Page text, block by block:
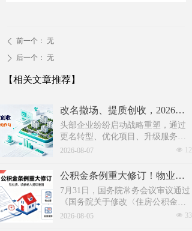
ꄴ 前一个： 无
ꄲ 后一个： 无
【相关文章推荐】
改名撤场、提质创收，2026上半年物企八大动作勾勒行业转型方向
头部企业纷纷启动战略重塑，通过
更名转型、优化项目、升级服务、
挖掘增值收入等多重举措，主动适
也为行业下半年发展指明方向。
넶 12
2026-08-07
公积金条例重大修订！物业费、装修纳入提取范围，物业行业迎来新机遇
7月31日，国务院常务会议审议通过
《国务院关于修改〈住房公积金管
理条例〉的决定(草案)》，住房公积
넶 33
2026-08-05